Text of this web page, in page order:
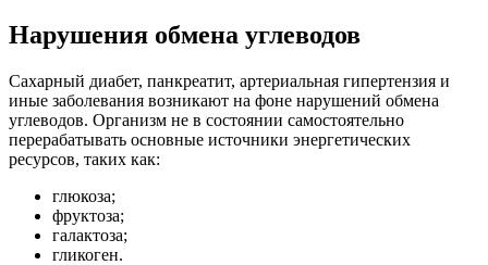
Нарушения обмена углеводов
Сахарный диабет, панкреатит, артериальная гипертензия и
иные заболевания возникают на фоне нарушений обмена
углеводов. Организм не в состоянии самостоятельно
перерабатывать основные источники энергетических
ресурсов, таких как:
глюкоза;
фруктоза;
галактоза;
гликоген.